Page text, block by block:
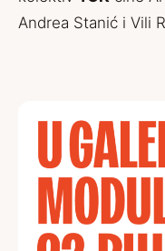
Andrea Stanić i Vili